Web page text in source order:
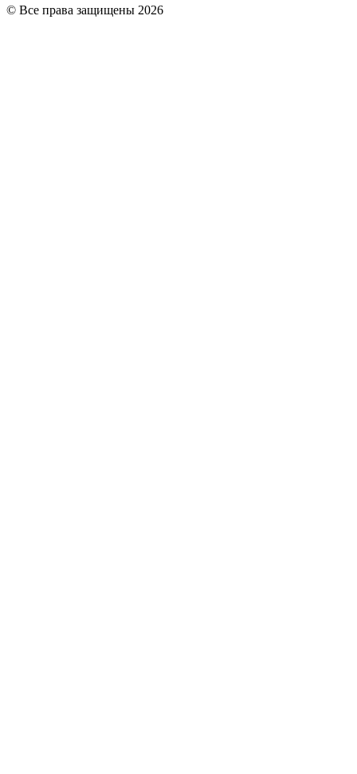
© Все права защищены 2026